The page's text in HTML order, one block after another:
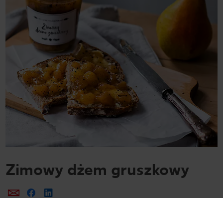
Zimowy dżem gruszkowy
Prześlij e-mailem
Udostępnij na Facebooku